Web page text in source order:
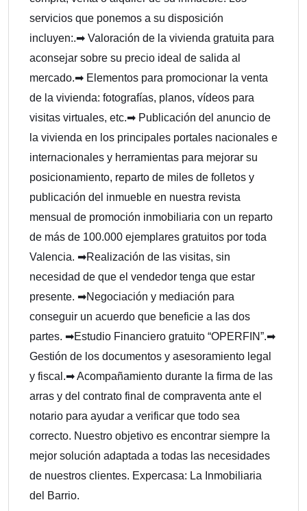
servicios que ponemos a su disposición
incluyen:.➡ Valoración de la vivienda gratuita para
aconsejar sobre su precio ideal de salida al
mercado.➡ Elementos para promocionar la venta
de la vivienda: fotografías, planos, vídeos para
visitas virtuales, etc.➡ Publicación del anuncio de
la vivienda en los principales portales nacionales e
internacionales y herramientas para mejorar su
posicionamiento, reparto de miles de folletos y
publicación del inmueble en nuestra revista
mensual de promoción inmobiliaria con un reparto
de más de 100.000 ejemplares gratuitos por toda
Valencia. ➡Realización de las visitas, sin
necesidad de que el vendedor tenga que estar
presente. ➡Negociación y mediación para
conseguir un acuerdo que beneficie a las dos
partes. ➡Estudio Financiero gratuito “OPERFIN”.➡
Gestión de los documentos y asesoramiento legal
y fiscal.➡ Acompañamiento durante la firma de las
arras y del contrato final de compraventa ante el
notario para ayudar a verificar que todo sea
correcto. Nuestro objetivo es encontrar siempre la
mejor solución adaptada a todas las necesidades
de nuestros clientes. Expercasa: La Inmobiliaria
del Barrio.